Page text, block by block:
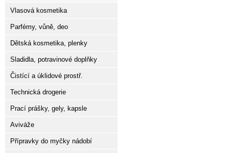
Vlasová kosmetika
Parfémy, vůně, deo
Dětská kosmetika, plenky
Sladidla, potravinové doplňky
Čistící a úklidové prostř.
Technická drogerie
Prací prášky, gely, kapsle
Aviváže
Přípravky do myčky nádobí